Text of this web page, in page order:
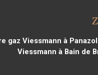
gaz Viessmann à Panazol
Viessmann à Bain de